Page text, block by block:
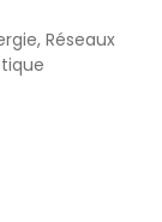
Réseaux